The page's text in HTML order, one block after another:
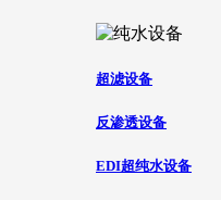
超滤设备
反渗透设备
EDI超纯水设备